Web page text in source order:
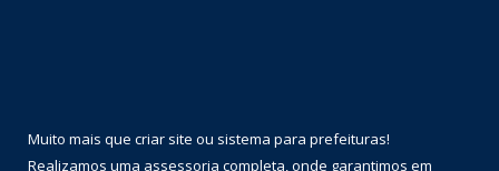
Muito mais que criar site ou sistema para prefeituras!
Realizamos uma assessoria completa, onde garantimos em